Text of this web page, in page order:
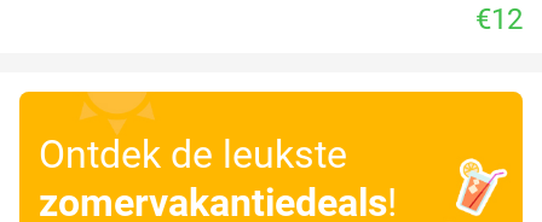
€12
Ontdek de leukste
zomervakantiedeals!